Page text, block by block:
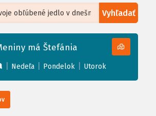
Vyhľadať
, Tiles courtesy ofHumanitarian OpenStreetMap
má Štefánia
Nedeľa Pondelok Utorok